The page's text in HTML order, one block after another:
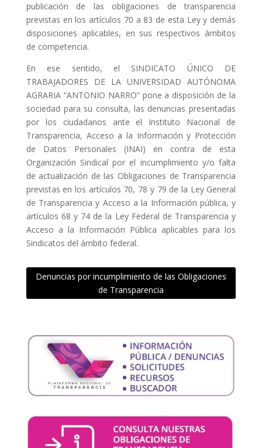
publicación de las obligaciones de transparencia
previstas en los artículos 70 a 83 de esta Ley y demás
disposiciones aplicables, en sus respectivos ámbitos
de competencia.
En ese sentido, el SINDICATO ÚNICO DE
TRABAJADORES DE LA UNIVERSIDAD AUTÓNOMA
AGRARIA “ANTONIO NARRO” pone a disposición de la
sociedad para su consulta, las denuncias presentadas
por los ciudadanos ante el Instituto Nacional de
Transparencia, Acceso a la Información y Protección
de Datos Personales (INAI) en contra de esta
Organización Sindical por el incumplimiento y/o falta
de actualización de las Obligaciones de Transparencia
previstas en los artículos 70, 78 y 79 de la Ley General
de Transparencia y Acceso a la Información pública, y
artículos 68 y 74 de la Ley Federal de Transparencia y
Acceso a la Información Pública aplicables para los
Sindicatos del ámbito federal.
Denuncias por incumplimiento de las Obligaciones
de Transparencia